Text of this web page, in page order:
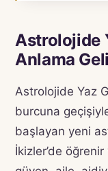
Astrolojide
Anlama
Astrolojide Yaz
burcuna
başlayan yeni
İkizler’de